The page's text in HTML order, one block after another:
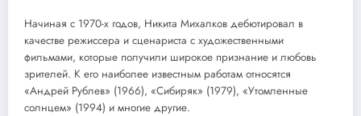
Начиная с 1970-х годов, Никита Михалков дебютировал в
качестве режиссера и сценариста с художественными
фильмами, которые получили широкое признание и любовь
зрителей. К его наиболее известным работам относятся
«Андрей Рублев» (1966), «Сибиряк» (1979), «Утомленные
солнцем» (1994) и многие другие.